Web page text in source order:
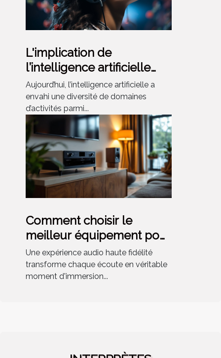
L'implication de
l’intelligence artificielle
dans la production des
chansons
Aujourd’hui, l’intelligence artificielle a
envahi une diversité de domaines
d’activités parmi...
Comment choisir le
meilleur équipement pour
une expérience audio
haute fidélité?
Une expérience audio haute fidélité
transforme chaque écoute en véritable
moment d'immersion...